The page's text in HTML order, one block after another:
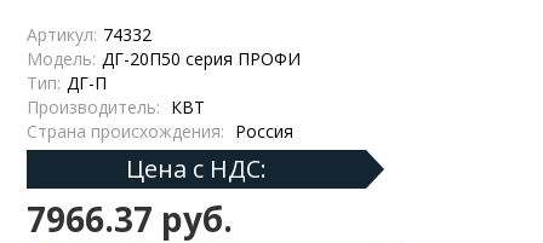
Артикул: 74332
Модель: ДГ-20П50 серия ПРОФИ
Тип: ДГ-П
Производитель: КВТ
Страна происхождения: Россия
Цена с НДС:
7966.37 руб.